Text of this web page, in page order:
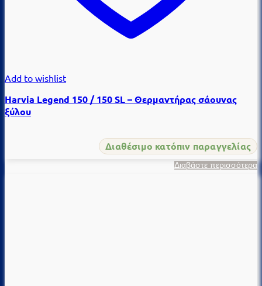
Add to wishlist
Harvia Legend 150 / 150 SL – Θερμαντήρας σάουνας
ξύλου
Διαθέσιμο κατόπιν παραγγελίας
Διαβάστε περισσότερα